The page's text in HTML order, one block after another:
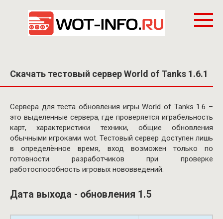
контенту
Скачать тестовый сервер World of Tanks 1.6.1
Сервера для теста обновления игры World of Tanks 1.6 –
это выделенные сервера, где проверяется играбельность
карт, характеристики техники, общие обновления
обычными игроками wot. Тестовый сервер доступен лишь
в определённое время, вход возможен только по
готовности разработчиков при проверке
работоспособность игровых нововведений.
Дата выхода - обновления 1.5